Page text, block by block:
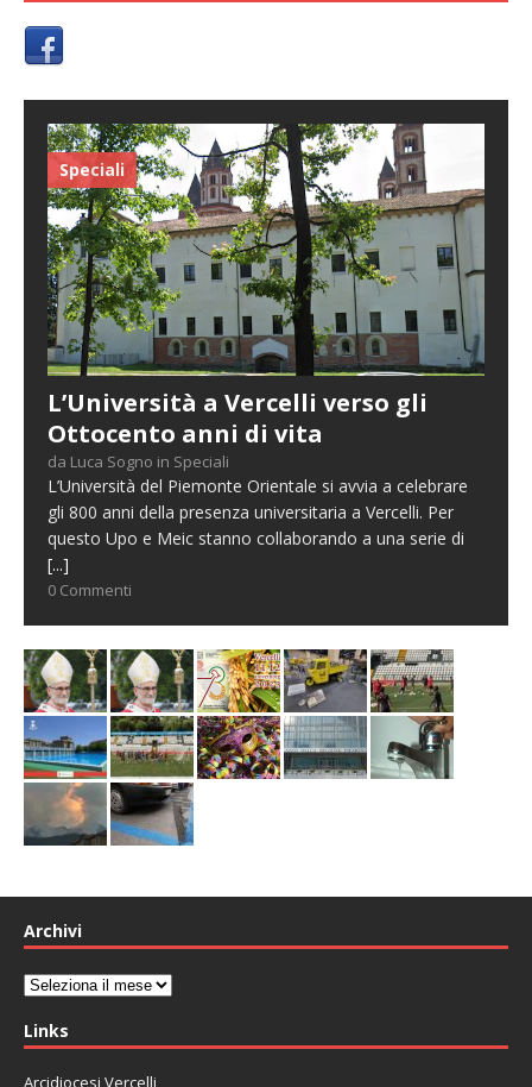
Speciali
L’Università a Vercelli verso gli
Ottocento anni di vita
da Luca Sogno in Speciali
L’Università del Piemonte Orientale si avvia a celebrare
gli 800 anni della presenza universitaria a Vercelli. Per
questo Upo e Meic stanno collaborando a una serie di
[...]
0 Commenti
Archivi
Archivi
Links
Arcidiocesi Vercelli